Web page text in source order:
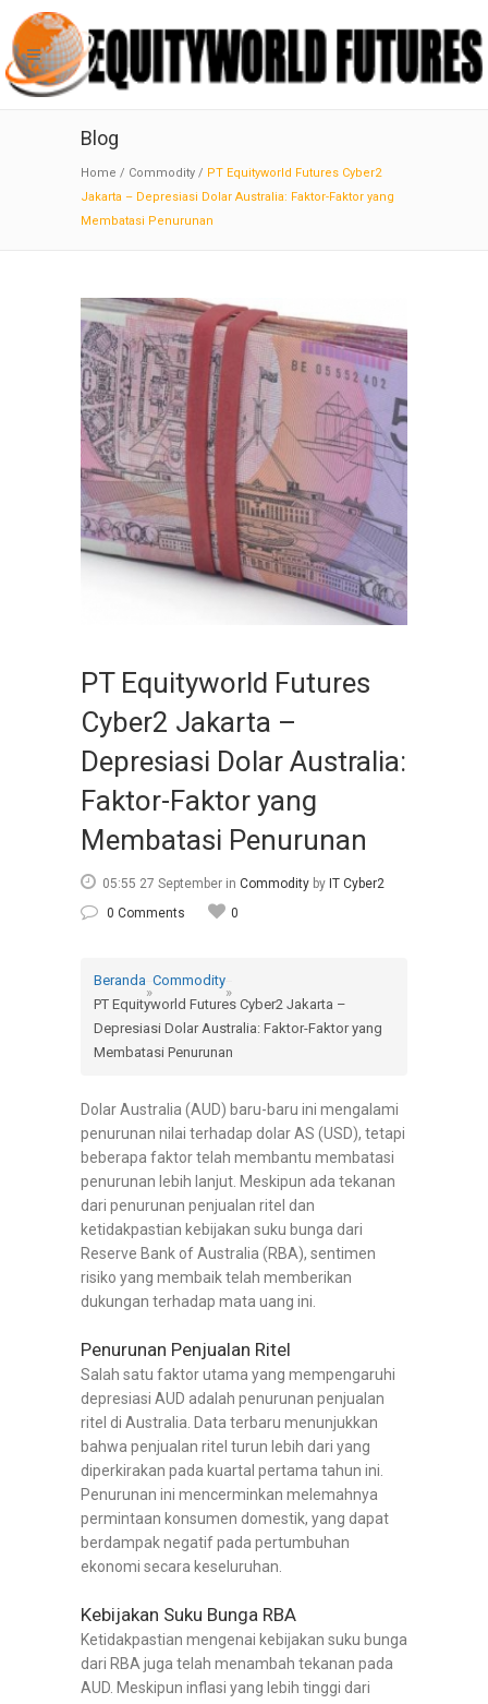
Blog
Home / Commodity / PT Equityworld Futures Cyber2
Jakarta – Depresiasi Dolar Australia: Faktor-Faktor yang
Membatasi Penurunan
PT Equityworld Futures
Cyber2 Jakarta –
Depresiasi Dolar Australia:
Faktor-Faktor yang
Membatasi Penurunan
05:55 27 September in Commodity by IT Cyber2
0 Comments
0
Beranda
»
Commodity
»
PT Equityworld Futures Cyber2 Jakarta –
Depresiasi Dolar Australia: Faktor-Faktor yang
Membatasi Penurunan
Dolar Australia (AUD) baru-baru ini mengalami
penurunan nilai terhadap dolar AS (USD), tetapi
beberapa faktor telah membantu membatasi
penurunan lebih lanjut. Meskipun ada tekanan
dari penurunan penjualan ritel dan
ketidakpastian kebijakan suku bunga dari
Reserve Bank of Australia (RBA), sentimen
risiko yang membaik telah memberikan
dukungan terhadap mata uang ini.
Penurunan Penjualan Ritel
Salah satu faktor utama yang mempengaruhi
depresiasi AUD adalah penurunan penjualan
ritel di Australia. Data terbaru menunjukkan
bahwa penjualan ritel turun lebih dari yang
diperkirakan pada kuartal pertama tahun ini.
Penurunan ini mencerminkan melemahnya
permintaan konsumen domestik, yang dapat
berdampak negatif pada pertumbuhan
ekonomi secara keseluruhan.
Kebijakan Suku Bunga RBA
Ketidakpastian mengenai kebijakan suku bunga
dari RBA juga telah menambah tekanan pada
AUD. Meskipun inflasi yang lebih tinggi dari